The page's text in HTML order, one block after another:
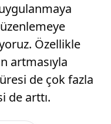
Özellikle
artmasıyla
de çok fazla
de arttı.